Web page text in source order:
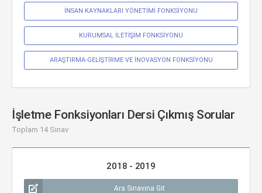
İNSAN KAYNAKLARI YÖNETİMİ FONKSİYONU
KURUMSAL İLETİŞİM FONKSİYONU
ARAŞTIRMA-GELİŞTİRME VE İNOVASYON FONKSİYONU
İşletme Fonksiyonları Dersi Çıkmış Sorular
Toplam 14 Sınav
2018 - 2019
Ara Sınavına Git